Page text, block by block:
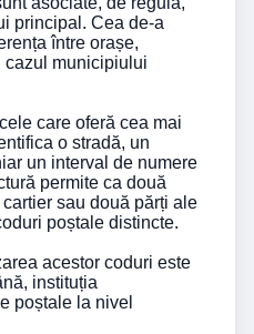
principal. Cea de-a
între orașe,
cazul municipiului
care oferă cea mai
o stradă, un
un interval de numere
permite ca două
sau două părți ale
poștale distincte.
acestor coduri este
instituția
poștale la nivel